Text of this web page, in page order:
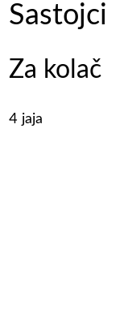
Sastojci
Za kolač
4 jaja